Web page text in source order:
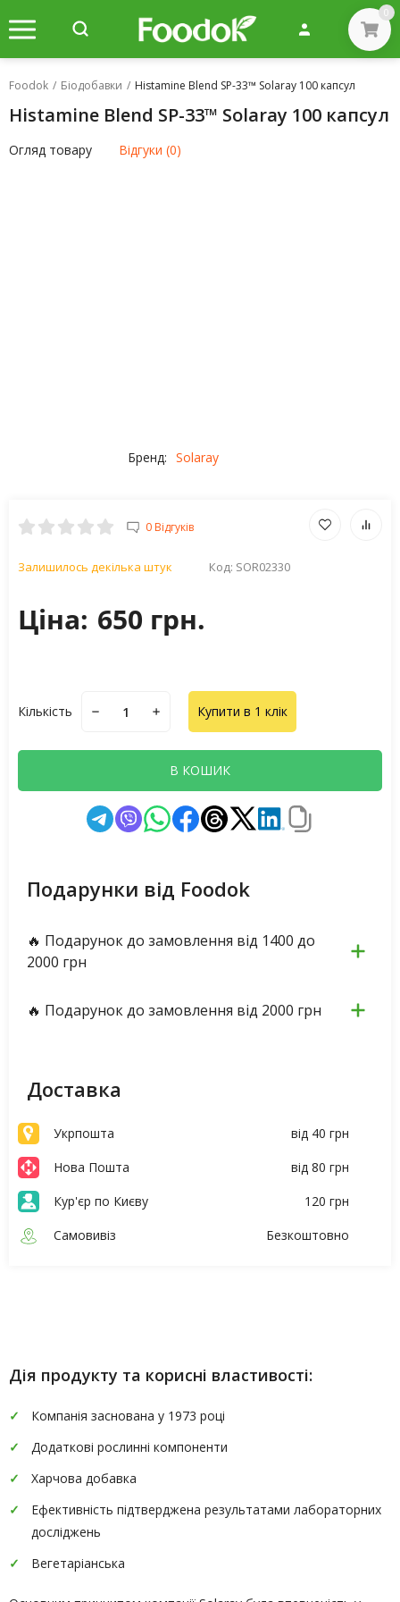
0
Foodok / Біодобавки / Histamine Blend SP-33™ Solaray 100 капсул
Histamine Blend SP-33™ Solaray 100 капсул
Огляд товару Відгуки (0)
Бренд: Solaray
0 Відгуків
Залишилось декілька штук Код: SOR02330
Ціна: 650 грн.
Кількість Купити в 1 клік
В КОШИК
Подарунки від Foodok
🔥 Подарунок до замовлення від 1400 до
2000 грн
🔥 Подарунок до замовлення від 2000 грн
Доставка
Укрпошта
від 40 грн
Нова Пошта
від 80 грн
Кур'єр по Києву
120 грн
Самовивіз
Безкоштовно
Дія продукту та корисні властивості:
Компанія заснована у 1973 році
Додаткові рослинні компоненти
Харчова добавка
Ефективність підтверджена результатами лабораторних
досліджень
Вегетаріанська